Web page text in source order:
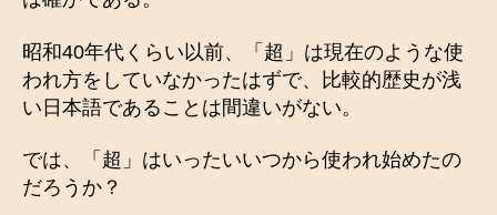
昭和40年代くらい以前、「超」は現在のような使
われ方をしていなかったはずで、比較的歴史が浅
い日本語であることは間違いがない。
では、「超」はいったいいつから使われ始めたの
だろうか？